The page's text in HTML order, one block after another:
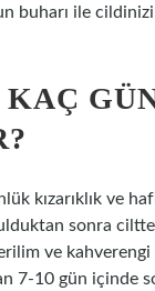
buharı ile
kızarıklık ve
sonra
ve
7-10 gün içinde